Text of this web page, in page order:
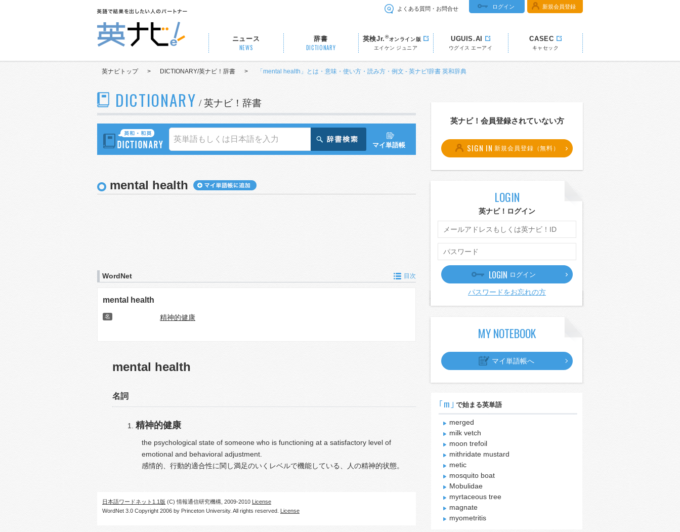
よくある質問・お問合せ ログイン 新規会員登録
ニュース
NEWS
辞書
DICTIONARY
英検Jr.®オンライン版
エイケン ジュニア
UGUIS.AI
ウグイス エーアイ
CASEC
キャセック
英ナビトップ > DICTIONARY/英ナビ！辞書 > 「mental health」とは・意味・使い方・読み方・例文 - 英ナビ!辞書 英和辞典
DICTIONARY / 英ナビ！辞書
マイ単語帳
mental health
WordNet 目次
mental health
名 精神的健康
mental health
名詞
精神的健康
the psychological state of someone who is functioning at a satisfactory level of
emotional and behavioral adjustment.
感情的、行動的適合性に関し満足のいくレベルで機能している、人の精神的状態。
日本語ワードネット1.1版 (C) 情報通信研究機構, 2009-2010 License
WordNet 3.0 Copyright 2006 by Princeton University. All rights reserved. License
英ナビ！会員登録されていない方
SIGN IN 新規会員登録（無料）
LOGIN
英ナビ！ログイン
LOGIN ログイン
パスワードをお忘れの方
MY NOTEBOOK
マイ単語帳へ
｢m｣ で始まる英単語
merged
milk vetch
moon trefoil
mithridate mustard
metic
mosquito boat
Mobulidae
myrtaceous tree
magnate
myometritis